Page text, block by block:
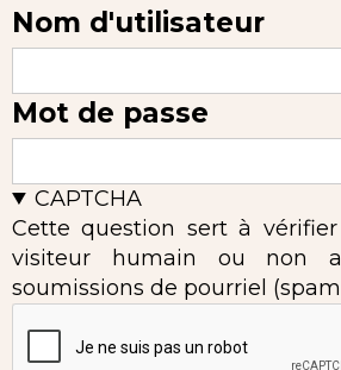
Nom d'utilisateur
Mot de passe
CAPTCHA
Cette question sert à
visiteur humain ou non
soumissions de pourriel